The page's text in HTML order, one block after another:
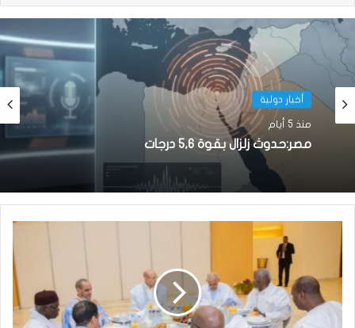
أخبار دولية
منذ 5 أيام
مصر:حدوث زلزال بقوة 5,6 درجات